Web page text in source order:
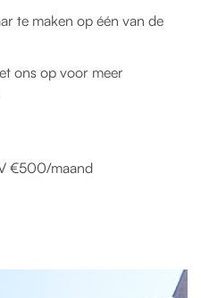
te maken op één van de
ons op voor meer
€500/maand